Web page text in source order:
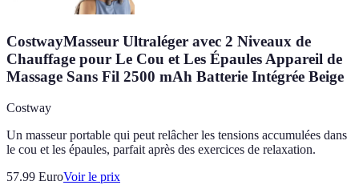
CostwayMasseur Ultraléger avec 2 Niveaux de
Chauffage pour Le Cou et Les Épaules Appareil de
Massage Sans Fil 2500 mAh Batterie Intégrée Beige
Costway
Un masseur portable qui peut relâcher les tensions accumulées dans
le cou et les épaules, parfait après des exercices de relaxation.
57.99 EuroVoir le prix